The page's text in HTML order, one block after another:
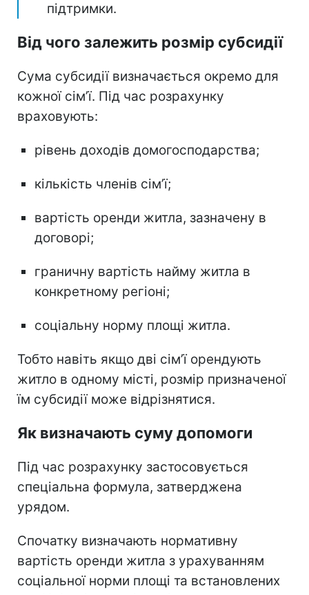
підтримки.
Від чого залежить розмір субсидії
Сума субсидії визначається окремо для
кожної сім’ї. Під час розрахунку
враховують:
рівень доходів домогосподарства;
кількість членів сім’ї;
вартість оренди житла, зазначену в
договорі;
граничну вартість найму житла в
конкретному регіоні;
соціальну норму площі житла.
Тобто навіть якщо дві сім’ї орендують
житло в одному місті, розмір призначеної
їм субсидії може відрізнятися.
Як визначають суму допомоги
Під час розрахунку застосовується
спеціальна формула, затверджена
урядом.
Спочатку визначають нормативну
вартість оренди житла з урахуванням
соціальної норми площі та встановлених